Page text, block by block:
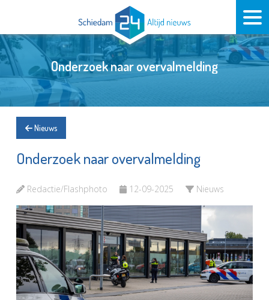
Onderzoek naar overvalmelding
Nieuws
Onderzoek naar overvalmelding
Redactie/Flashphoto 12-09-2025 Nieuws